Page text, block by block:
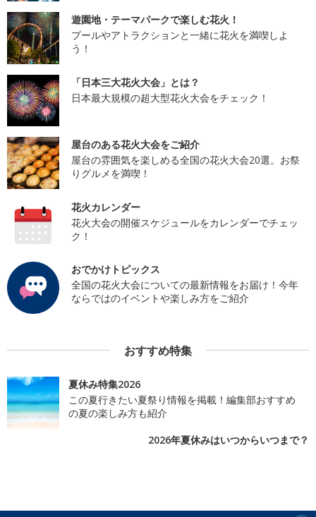
遊園地・テーマパークで楽しむ花火！
プールやアトラクションと一緒に花火を満喫しよ
う！
「日本三大花火大会」とは？
日本最大規模の超大型花火大会をチェック！
屋台のある花火大会をご紹介
屋台の雰囲気を楽しめる全国の花火大会20選。お祭
りグルメを満喫！
花火カレンダー
花火大会の開催スケジュールをカレンダーでチェッ
ク！
おでかけトピックス
全国の花火大会についての最新情報をお届け！今年
ならではのイベントや楽しみ方をご紹介
おすすめ特集
夏休み特集2026
この夏行きたい夏祭り情報を掲載！編集部おすすめ
の夏の楽しみ方も紹介
2026年夏休みはいつからいつまで？